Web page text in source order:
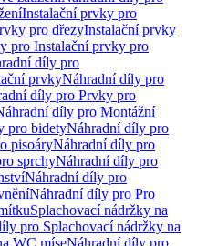
Instalační prvky pro
pro dřezyInstalační prvky
pro Instalační prvky pro
díly pro
prvkyNáhradní díly pro
díly pro Prvky pro
díly pro Montážní
pro bidetyNáhradní díly pro
pisoáryNáhradní díly pro
sprchyNáhradní díly pro
Náhradní díly pro
Náhradní díly pro Pro
Splachovací nádržky na
pro Splachovací nádržky na
WC míseNáhradní díly pro